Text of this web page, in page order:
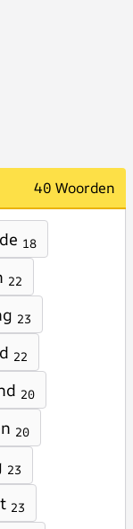
40 Woorden
18
22
23
d 22
20
20
23
t 23